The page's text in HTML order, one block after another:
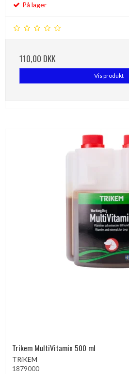
På lager
110,00 DKK
Vis produkt
Trikem MultiVitamin 500 ml
TRiKEM
1879000